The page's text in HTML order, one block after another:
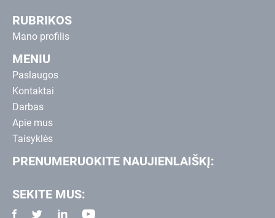
RUBRIKOS
Mano profilis
MENIU
Paslaugos
Kontaktai
Darbas
Apie mus
Taisyklės
PRENUMERUOKITE NAUJIENLAIŠKĮ:
SEKITE MUS: